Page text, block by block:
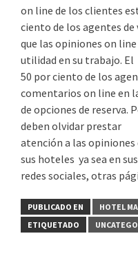
on line de los clientes
ciento de los agentes de
que las opiniones on
utilidad en su trabajo. El
50 por ciento de los
comentarios on line en
de opciones de
deben olvidar prestar
atención a las
sus hoteles ya sea en
redes sociales, otras
PUBLICADO EN
HOTEL
ETIQUETADO